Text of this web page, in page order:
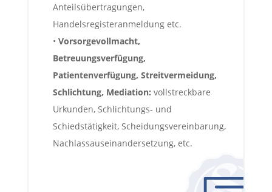
Anteilsübertragungen,
Handelsregisteranmeldung etc.
• Vorsorgevollmacht,
Betreuungsverfügung,
Patientenverfügung, Streitvermeidung,
Schlichtung, Mediation: vollstreckbare
Urkunden, Schlichtungs- und
Schiedstätigkeit, Scheidungsvereinbarung,
Nachlassauseinandersetzung, etc.